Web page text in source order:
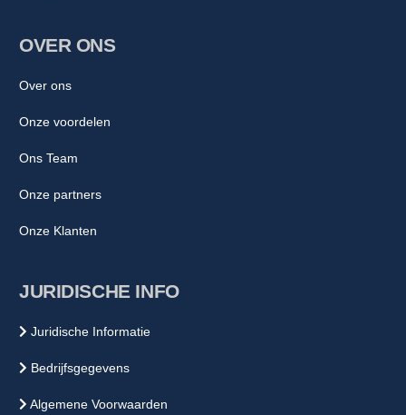
OVER ONS
Over ons
Onze voordelen
Ons Team
Onze partners
Onze Klanten
JURIDISCHE INFO
Juridische Informatie
Bedrijfsgegevens
Algemene Voorwaarden